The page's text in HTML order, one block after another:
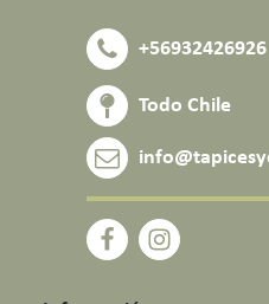
+56932426926
Todo Chile